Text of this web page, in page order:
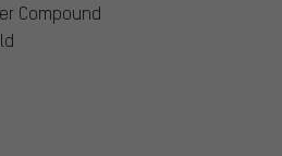
Compound